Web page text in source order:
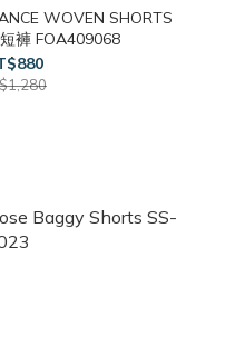
WOVEN SHORTS
褲 FOA409068